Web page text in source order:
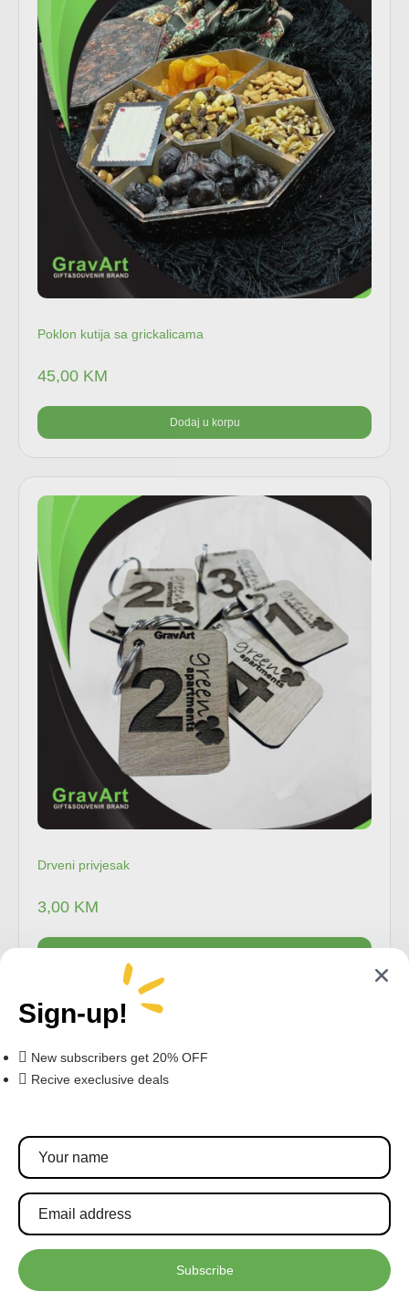
Poklon kutija sa grickalicama
45,00 KM
Dodaj u korpu
Drveni privjesak
3,00 KM
Pretplatite se za najnovije akcije i popuste.
Sign-up!
New subscribers get 20% OFF
Recive execlusive deals
Subscribe